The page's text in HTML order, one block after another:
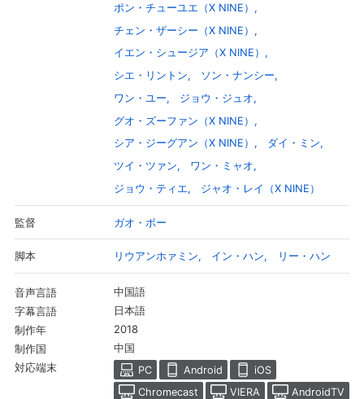
ポン・チューユエ（X NINE）
チェン・ザーシー（X NINE）
イエン・シュージア（X NINE）
シエ・リントン
ソン・ナンシー
ワン・ユー
ジョウ・ジュオ
グオ・ズーファン（X NINE）
シア・ジーグアン（X NINE）
ダイ・ミン
ツイ・ツァン
ワン・ミャオ
ジョウ・ティエ
ジャオ・レイ（X NINE）
監督 ガオ・ボー
脚本 リウアンホァミン イン・ハン リー・ハン
音声言語 中国語
字幕言語 日本語
制作年 2018
制作国 中国
対応端末 PC Android
iOS
Chromecast
VIERA
AndroidTV